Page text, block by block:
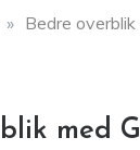
» Bedre
med